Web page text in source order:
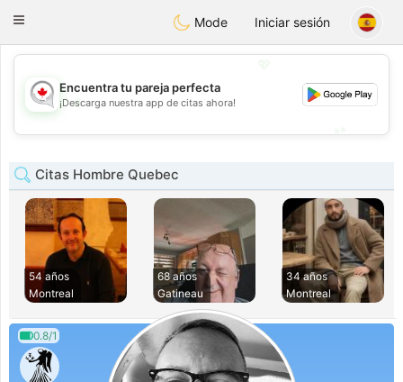
CANADIAN chat
Toggle
Mode Iniciar sesión
💖
💕
Encuentra tu pareja perfecta
¡Descarga nuestra app de citas ahora!
Citas Hombre Quebec
54 años
Montreal
68 años
Gatineau
34 años
Montreal
0.8/1